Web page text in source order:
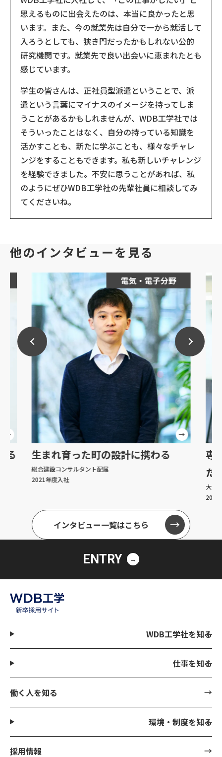
思えるものに出会えたのは、本当に良かったと思
います。また、今の就業先は自分で一から就活して
入ろうとしても、狭き門だったかもしれない公的
研究機関です。就業先で良い出会いに恵まれたとも
感じています。
学生の皆さんは、正社員型派遣ということで、派
遣という言葉にマイナスのイメージを持ってしま
うことがあるかもしれませんが、WDB工学社では
そういったことはなく、自分の持っている知識を
活かすことも、新たに学ぶことも、様々なチャレ
ンジをすることもできます。私も新しいチャレンジ
を経験できました。不安に思うことがあれば、私
のようにぜひWDB工学社の先輩社員に相談してみ
てくださいね。
他のインタビューを見る
る 生まれ育った町の設計に携わる
総合建設コンサルタント配属
2021年度入社
電気・電子分野
専
た
大学
2021
インタビュー一覧はこちら
ENTRY
WDB工学社を知る
仕事を知る
働く人を知る
環境・制度を知る
採用情報